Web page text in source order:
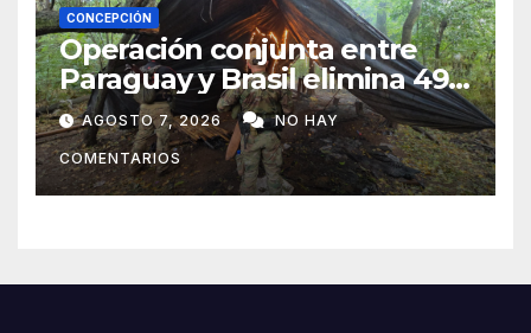
CONCEPCIÓN
Operación conjunta entre
Paraguay y Brasil elimina 498
toneladas de marihuana en
Amambay
AGOSTO 7, 2026 NO HAY
COMENTARIOS